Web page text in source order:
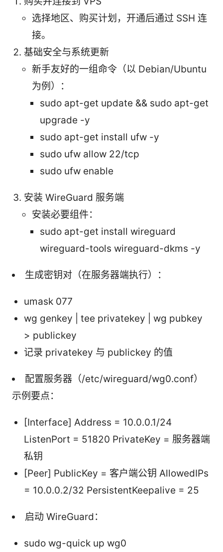
选择地区、购买计划，开通后通过 SSH 连
接。
基础安全与系统更新
新手友好的一组命令（以 Debian/Ubuntu
为例）：
sudo apt-get update && sudo apt-get
upgrade -y
sudo apt-get install ufw -y
sudo ufw allow 22/tcp
sudo ufw enable
安装 WireGuard 服务端
安装必要组件：
sudo apt-get install wireguard
wireguard-tools wireguard-dkms -y
生成密钥对（在服务器端执行）：
umask 077
wg genkey | tee privatekey | wg pubkey
> publickey
记录 privatekey 与 publickey 的值
配置服务器（/etc/wireguard/wg0.conf）
示例要点：
[Interface] Address = 10.0.0.1/24
ListenPort = 51820 PrivateKey = 服务器端
私钥
[Peer] PublicKey = 客户端公钥 AllowedIPs
= 10.0.0.2/32 PersistentKeepalive = 25
启动 WireGuard：
sudo wg-quick up wg0